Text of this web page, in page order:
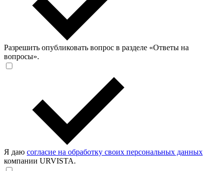
Разрешить опубликовать вопрос в разделе «Ответы на
вопросы».
Я даю согласие на обработку своих персональных данных
компании URVISTA.